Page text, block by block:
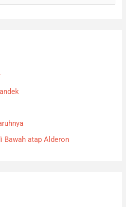
Bawah atap Alderon